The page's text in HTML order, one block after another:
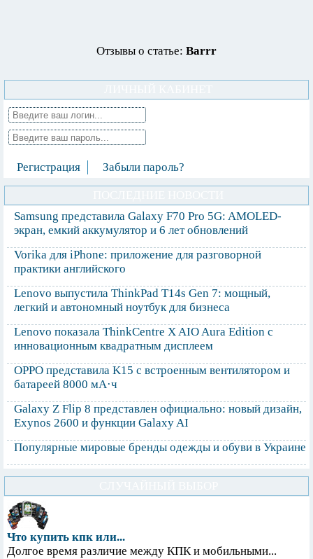
Отзывы о статье: Barrr
Регистрация Забыли пароль?
Samsung представила Galaxy F70 Pro 5G: AMOLED-
экран, емкий аккумулятор и 6 лет обновлений
Vorika для iPhone: приложение для разговорной
практики английского
Lenovo выпустила ThinkPad T14s Gen 7: мощный,
легкий и автономный ноутбук для бизнеса
Lenovo показала ThinkCentre X AIO Aura Edition с
инновационным квадратным дисплеем
OPPO представила K15 с встроенным вентилятором и
батареей 8000 мА·ч
Galaxy Z Flip 8 представлен официально: новый дизайн,
Exynos 2600 и функции Galaxy AI
Популярные мировые бренды одежды и обуви в Украине
Что купить кпк или...
Долгое время различие между КПК и мобильными...